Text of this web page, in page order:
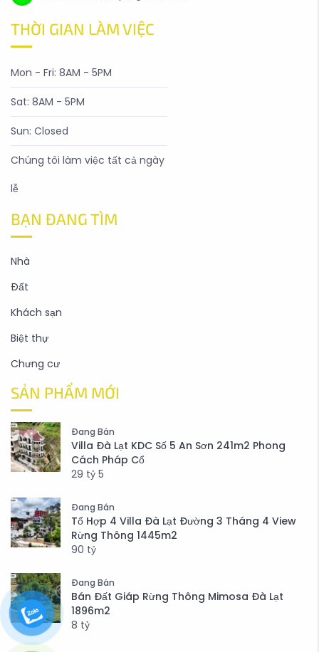
THỜI GIAN LÀM VIỆC
Mon - Fri: 8AM - 5PM
Sat: 8AM - 5PM
Sun: Closed
Chúng tôi làm việc tất cả ngày
lễ
BẠN ĐANG TÌM
Nhà
Đất
Khách sạn
Biệt thự
Chưng cư
SẢN PHẨM MỚI
Đang Bán
Villa Đà Lạt KDC Số 5 An Sơn 241m2 Phong
Cách Pháp Cổ
29 tỷ 5
Đang Bán
Tổ Hợp 4 Villa Đà Lạt Đường 3 Tháng 4 View
Rừng Thông 1445m2
90 tỷ
Đang Bán
Bán Đất Giáp Rừng Thông Mimosa Đà Lạt
1896m2
8 tỷ